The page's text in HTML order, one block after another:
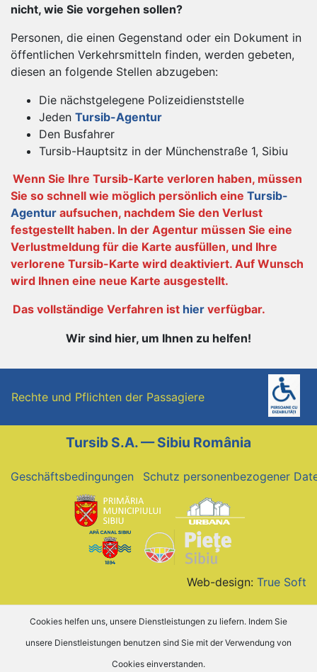
nicht, wie Sie vorgehen sollen?
Personen, die einen Gegenstand oder ein Dokument in
öffentlichen Verkehrsmitteln finden, werden gebeten,
diesen an folgende Stellen abzugeben:
Die nächstgelegene Polizeidienststelle
Jeden Tursib-Agentur
Den Busfahrer
Tursib-Hauptsitz in der Münchenstraße 1, Sibiu
Wenn Sie Ihre Tursib-Karte verloren haben, müssen
Sie so schnell wie möglich persönlich eine Tursib-
Agentur aufsuchen, nachdem Sie den Verlust
festgestellt haben. In der Agentur müssen Sie eine
Verlustmeldung für die Karte ausfüllen, und Ihre
verlorene Tursib-Karte wird deaktiviert. Auf Wunsch
wird Ihnen eine neue Karte ausgestellt.
Das vollständige Verfahren ist hierverfügbar.
Wir sind hier, um Ihnen zu helfen!
Rechte und Pflichten der Passagiere
Tursib S.A. — Sibiu România
Geschäftsbedingungen Schutz personenbezogener
Web-design: True Soft
Cookies helfen uns, unsere Dienstleistungen zu liefern. Indem Sie
unsere Dienstleistungen benutzen sind Sie mit der Verwendung von
Cookies einverstanden.